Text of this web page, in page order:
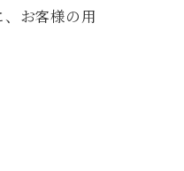
お客様の用